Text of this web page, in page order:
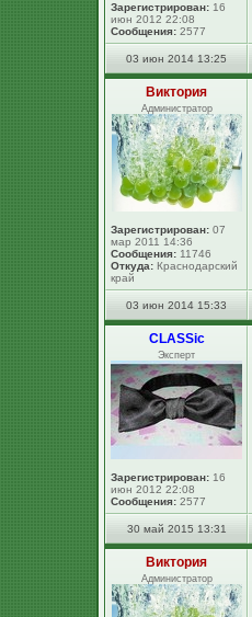
Зарегистрирован: 16
июн 2012 22:08
Сообщения: 2577
03 июн 2014 13:25
Виктория
Администратор
Зарегистрирован: 07
мар 2011 14:36
Сообщения: 11746
Откуда: Краснодарский
край
03 июн 2014 15:33
CLASSic
Эксперт
Зарегистрирован: 16
июн 2012 22:08
Сообщения: 2577
30 май 2015 13:31
Виктория
Администратор